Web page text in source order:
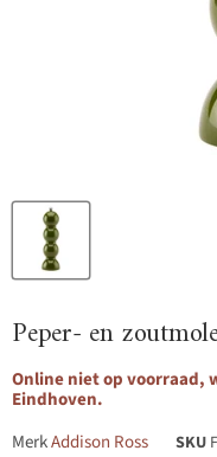
Peper- en
Online niet op voorraad,
Eindhoven.
MerkAddison Ross SKU